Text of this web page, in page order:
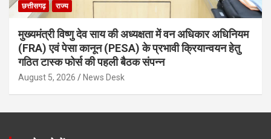
छत्तीसगढ़ राज्य
मुख्यमंत्री विष्णु देव साय की अध्यक्षता में वन अधिकार अधिनियम
(FRA) एवं पेसा कानून (PESA) के प्रभावी क्रियान्वयन हेतु
गठित टास्क फोर्स की पहली बैठक संपन्न
August 5, 2026 News Desk